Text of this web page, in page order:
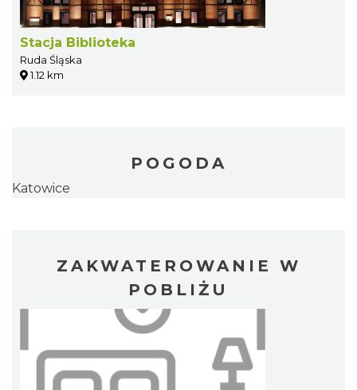
Stacja Biblioteka
Ruda Śląska
1.12 km
POGODA
Katowice
ZAKWATEROWANIE W
POBLIŻU